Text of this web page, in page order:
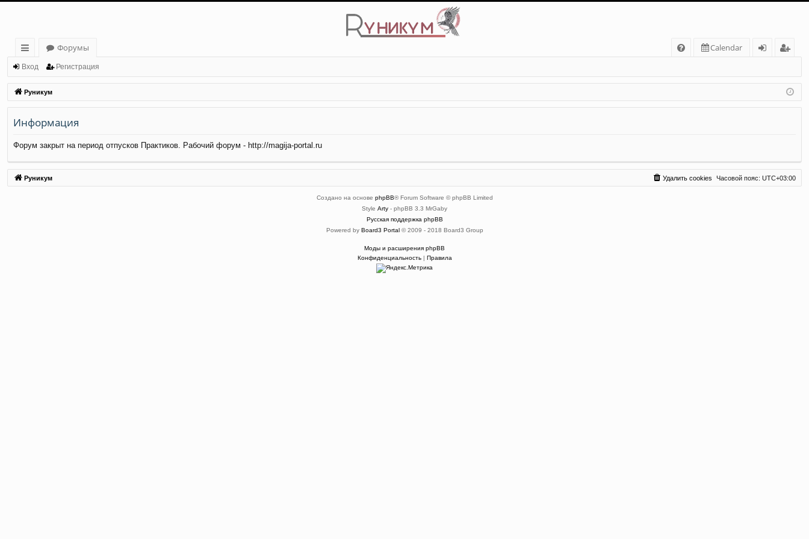
с
ы
лк
и
Форумы
Q
Calendar
д
ис
тр
Вход Регистрация
Руникум
Информация
Форум закрыт на период отпусков Практиков. Рабочий форум - http://magija-portal.ru
Руникум Часовой пояс: UTC+03:00
Удалить cookies
Создано на основе phpBB® Forum Software © phpBB Limited
Style Arty - phpBB 3.3 MrGaby
Русская поддержка phpBB
Powered by Board3 Portal© 2009 - 2018 Board3 Group
Моды и расширения phpBB
Конфиденциальность| Правила